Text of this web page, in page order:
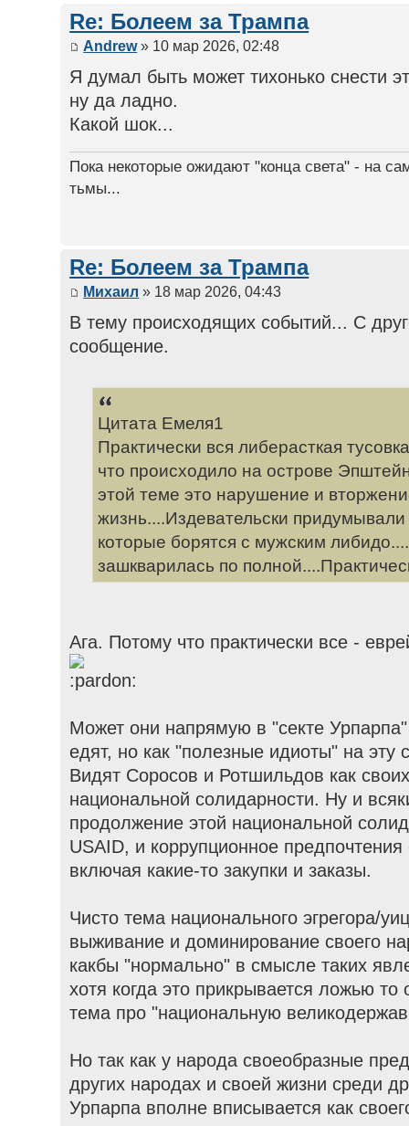
Re: Болеем за Трампа
Andrew» 10 мар 2026, 02:48
Я думал быть может тихонько снести
ну да ладно.
Какой шок...
Пока некоторые ожидают "конца света" - на
тьмы...
Re: Болеем за Трампа
Михаил » 18 мар 2026, 04:43
В тему происходящих событий... С
сообщение.
Цитата Емеля1
Практически вся либерасткая
что происходило на острове
этой теме это нарушение и
жизнь....Издевательски
которые борятся с мужским
зашкварилась по
Ага. Потому что практически все -
Может они напрямую в "секте
едят, но как "полезные идиоты" на эту
Видят Соросов и Ротшильдов как
национальной солидарности. Ну и
продолжение этой национальной
USAID, и коррупционное
включая какие-то закупки и заказы.
Чисто тема национального эгрегора/
выживание и доминирование своего
какбы "нормально" в смысле таких
хотя когда это прикрывается ложью то
тема про "национальную
Но так как у народа своеобразные
других народах и своей жизни среди
Урпарпа вполне вписывается как